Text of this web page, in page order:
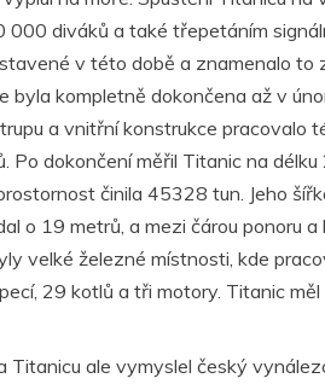
diváků a také třepetáním
v této době a znamenalo
byla kompletně dokončena až v
a vnitřní konstrukce pracovalo
Po dokončení měřil Titanic na
činila 45328 tun. Jeho
o 19 metrů, a mezi čárou ponoru a
velké železné místnosti, kde
29 kotlů a tři motory. Titanic
Titanicu ale vymyslel český